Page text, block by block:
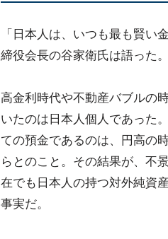
「日本人は、いつも最も賢い
締役会長の谷家衛氏は語った。
高金利時代や不動産バブルの
いたのは日本人個人であった
ての預金であるのは、円高の
らとのこと。その結果が、不
在でも日本人の持つ対外純資
事実だ。